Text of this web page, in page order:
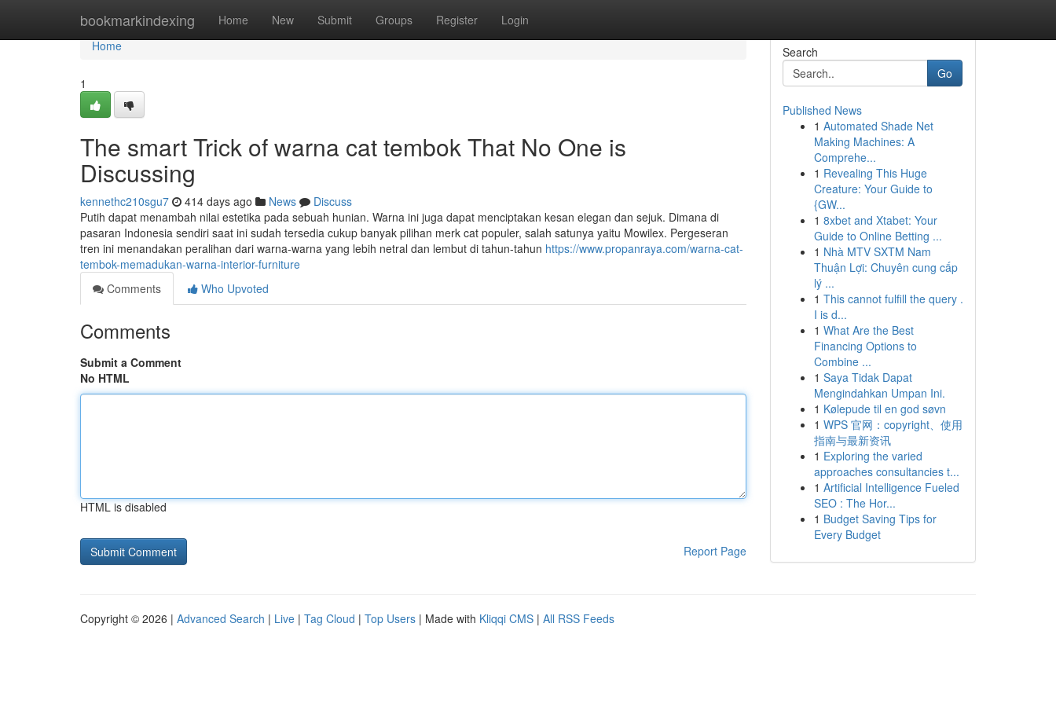
bookmarkindexing Home New Submit Groups Register Login
Home
Home
1
The smart Trick of warna cat tembok That No One is
Discussing
kennethc210sgu7 414 days ago News
Discuss
Putih dapat menambah nilai estetika pada sebuah hunian. Warna ini juga dapat menciptakan kesan elegan dan sejuk. Dimana di
pasaran Indonesia sendiri saat ini sudah tersedia cukup banyak pilihan merk cat populer, salah satunya yaitu Mowilex. Pergeseran
tren ini menandakan peralihan dari warna-warna yang lebih netral dan lembut di tahun-tahun https://www.propanraya.com/warna-cat-
tembok-memadukan-warna-interior-furniture
Comments
Who Upvoted
Comments
Submit a Comment
No HTML
HTML is disabled
Report Page
Search
Go
Published News
1 Automated Shade Net
Making Machines: A
Comprehe...
1 Revealing This Huge
Creature: Your Guide to
{GW...
1 8xbet and Xtabet: Your
Guide to Online Betting ...
1 Nhà MTV SXTM Nam
Thuận Lợi: Chuyên cung cấp
lý ...
1 This cannot fulfill the query .
I is d...
1 What Are the Best
Financing Options to
Combine ...
1 Saya Tidak Dapat
Mengindahkan Umpan Ini.
1 Kølepude til en god søvn
1 WPS 官网：copyright、使用
指南与最新资讯
1 Exploring the varied
approaches consultancies t...
1 Artificial Intelligence Fueled
SEO : The Hor...
1 Budget Saving Tips for
Every Budget
Copyright © 2026 | Advanced Search | Live | Tag Cloud | Top Users | Made with Kliqqi CMS | All RSS Feeds